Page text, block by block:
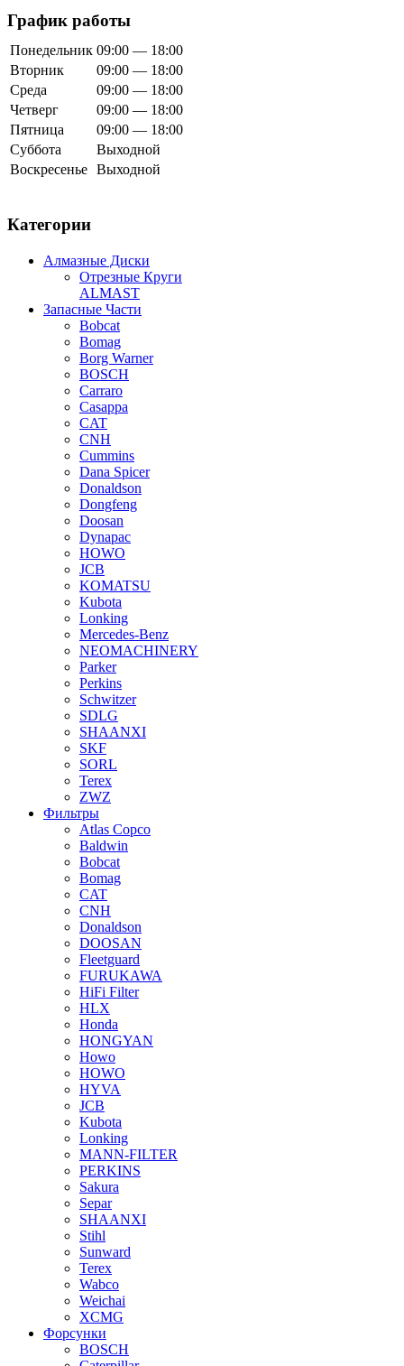
График работы
Понедельник 09:00 — 18:00
Вторник
09:00 — 18:00
Среда
09:00 — 18:00
Четверг
09:00 — 18:00
Пятница
09:00 — 18:00
Суббота
Выходной
Воскресенье Выходной
Категории
Алмазные Диски
Отрезные Круги
ALMAST
Запасные Части
Bobcat
Bomag
Borg Warner
BOSCH
Carraro
Casappa
CAT
CNH
Cummins
Dana Spicer
Donaldson
Dongfeng
Doosan
Dynapac
HOWO
JCB
KOMATSU
Kubota
Lonking
Mercedes-Benz
NEOMACHINERY
Parker
Perkins
Schwitzer
SDLG
SHAANXI
SKF
SORL
Terex
ZWZ
Фильтры
Atlas Copco
Baldwin
Bobcat
Bomag
CAT
CNH
Donaldson
DOOSAN
Fleetguard
FURUKAWA
HiFi Filter
HLX
Honda
HONGYAN
Howo
HOWO
HYVA
JCB
Kubota
Lonking
MANN-FILTER
PERKINS
Sakura
Separ
SHAANXI
Stihl
Sunward
Terex
Wabco
Weichai
XCMG
Форсунки
BOSCH